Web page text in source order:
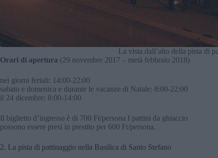
La vista dall’alto della pista di
Orari di apertura (29 novembre 2017 – metà febbraio 2018)
nei giorni feriali: 14:00-22:00
sabato e domenica e durante le vacanze di Natale: 8:00-22:00
il 24 dicembre: 8:00-14:00
Il biglietto d’ingresso è di 700 Ft/persona I pattini da ghiaccio
possono essere presi in prestito per 600 Ft/persona.
2. La pista di pattinaggio nella Basilica di Santo Stefano